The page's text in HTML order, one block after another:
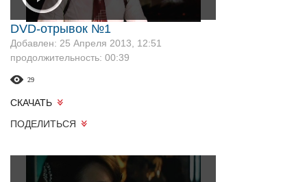
DVD-отрывок №1
Добавлен: 25 Апреля 2013, 12:51
продолжительность: 00:39
29
СКАЧАТЬ
ПОДЕЛИТЬСЯ